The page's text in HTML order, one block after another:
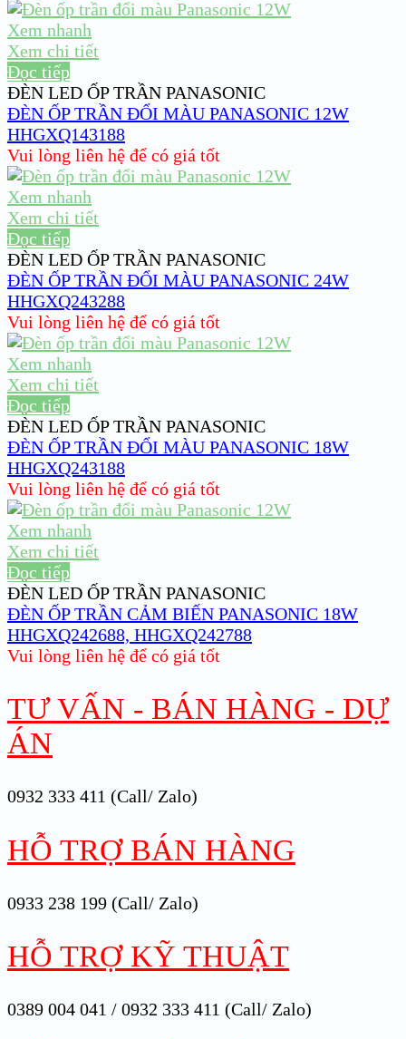
Xem nhanh
Xem chi tiết
Đọc tiếp
ĐÈN LED ỐP TRẦN PANASONIC
ĐÈN ỐP TRẦN ĐỔI MÀU PANASONIC 12W
HHGXQ143188
Vui lòng liên hệ để có giá tốt
Xem nhanh
Xem chi tiết
Đọc tiếp
ĐÈN LED ỐP TRẦN PANASONIC
ĐÈN ỐP TRẦN ĐỔI MÀU PANASONIC 24W
HHGXQ243288
Vui lòng liên hệ để có giá tốt
Xem nhanh
Xem chi tiết
Đọc tiếp
ĐÈN LED ỐP TRẦN PANASONIC
ĐÈN ỐP TRẦN ĐỔI MÀU PANASONIC 18W
HHGXQ243188
Vui lòng liên hệ để có giá tốt
Xem nhanh
Xem chi tiết
Đọc tiếp
ĐÈN LED ỐP TRẦN PANASONIC
ĐÈN ỐP TRẦN CẢM BIẾN PANASONIC 18W
HHGXQ242688, HHGXQ242788
Vui lòng liên hệ để có giá tốt
TƯ VẤN - BÁN HÀNG - DỰ
ÁN
0932 333 411 (Call/ Zalo)
HỖ TRỢ BÁN HÀNG
0933 238 199 (Call/ Zalo)
HỖ TRỢ KỸ THUẬT
0389 004 041 / 0932 333 411 (Call/ Zalo)